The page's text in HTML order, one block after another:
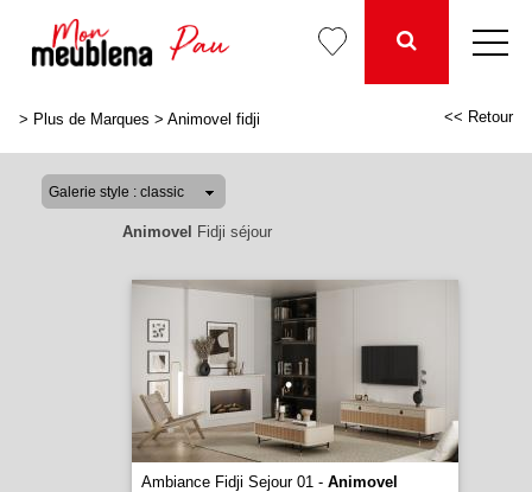
> Plus de Marques > Animovel fidji << Retour
Animovel Fidji séjour
Ambiance Fidji Sejour 01 - Animovel